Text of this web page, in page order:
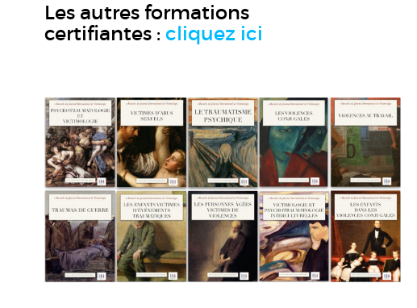
Les autres formations
certifiantes : cliquez ici